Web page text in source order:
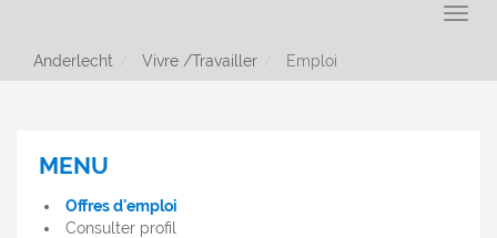
Anderlecht Vivre /Travailler Emploi
MENU
D'EMPLOI
MENU
Offres d'emploi
Consulter profil